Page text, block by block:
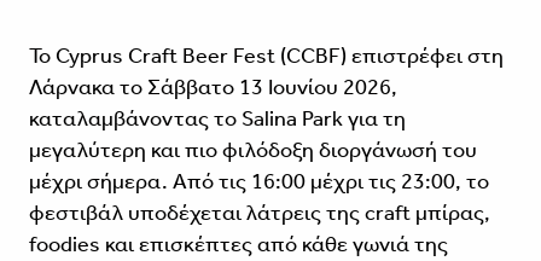
Το Cyprus Craft Beer Fest (CCBF) επιστρέφει στη
Λάρνακα το Σάββατο 13 Ιουνίου 2026,
καταλαμβάνοντας το Salina Park για τη
μεγαλύτερη και πιο φιλόδοξη διοργάνωσή του
μέχρι σήμερα. Από τις 16:00 μέχρι τις 23:00, το
φεστιβάλ υποδέχεται λάτρεις της craft μπίρας,
foodies και επισκέπτες από κάθε γωνιά της